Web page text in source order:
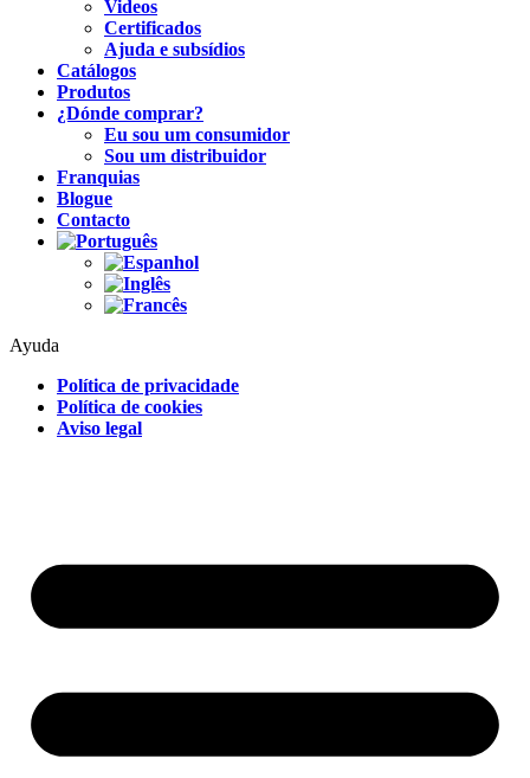
Videos
Certificados
Ajuda e subsídios
Catálogos
Produtos
¿Dónde comprar?
Eu sou um consumidor
Sou um distribuidor
Franquias
Blogue
Contacto
Ayuda
Política de privacidade
Política de cookies
Aviso legal